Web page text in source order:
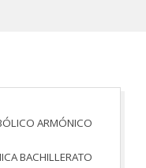
ARMÓNICO
BACHILLERATO